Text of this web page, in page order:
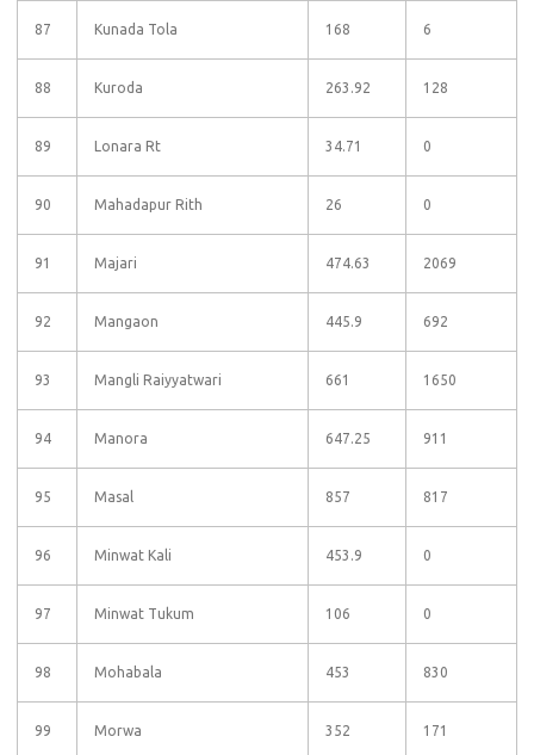
87 Kunada Tola 168 6
88 Kuroda 263.92 128
89 Lonara Rt 34.71 0
90 Mahadapur Rith 26 0
91 Majari 474.63 2069
92 Mangaon 445.9 692
93 Mangli Raiyyatwari 661 1650
94 Manora 647.25 911
95 Masal 857 817
96 Minwat Kali 453.9 0
97 Minwat Tukum 106 0
98 Mohabala 453 830
99 Morwa 352 171